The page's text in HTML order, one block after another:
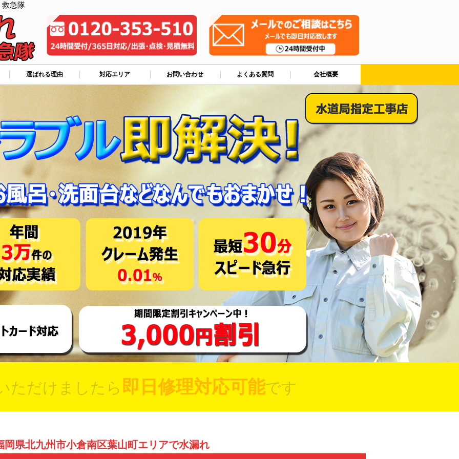
急隊
選ばれる理由 対応エリア お問い合わせ よくある質問 会社概要
ただけましたら 即日修理対応可能です
岡県北九州市小倉南区葉山町エリアで水漏れ